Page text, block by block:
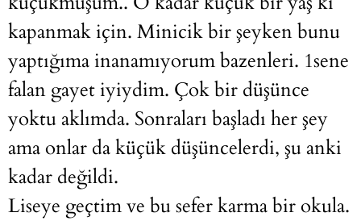
kapanmak için. Minicik bir şeyken bunu
yaptığıma inanamıyorum bazenleri. 1sene
falan gayet iyiydim. Çok bir düşünce
yoktu aklımda. Sonraları başladı her şey
ama onlar da küçük düşüncelerdi, şu anki
kadar değildi.
Liseye geçtim ve bu sefer karma bir okula.